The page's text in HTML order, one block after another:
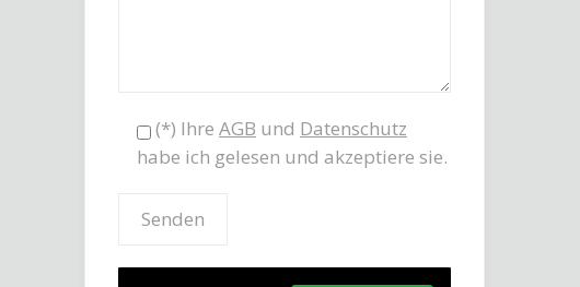
(*) Ihre AGB und Datenschutz
habe ich gelesen und akzeptiere sie.